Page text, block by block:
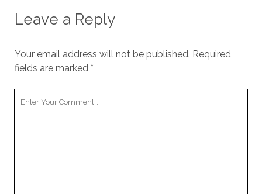
Leave a Reply
Your email address will not be published. Required
fields are marked *